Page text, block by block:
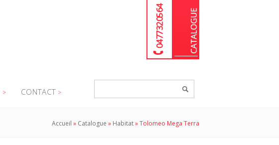
04 77 32 05 64
CONTACT
Accueil » Catalogue » Habitat»Tolomeo Mega Terra